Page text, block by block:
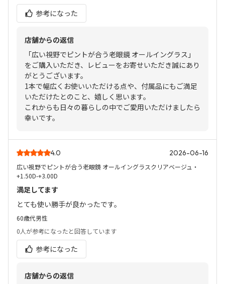
参考になった
店舗からの返信
「広い視野でピントが合う老眼鏡 オールイングラス」
をご購入いただき、レビューをお寄せいただき誠にあり
がとうございます。
1本で幅広くお使いいただける点や、付属品にもご満足
いただけたとのこと、嬉しく思います。
これからも日々の暮らしの中でご愛用いただけましたら
幸いです。
4.0 2026-06-16
広い視野でピントが合う老眼鏡 オールイングラスクリアベージュ・
+1.50D-+3.00D
満足してます
とても使い勝手が良かったです。
60歳代男性
0人が参考になったと回答しています
参考になった
店舗からの返信